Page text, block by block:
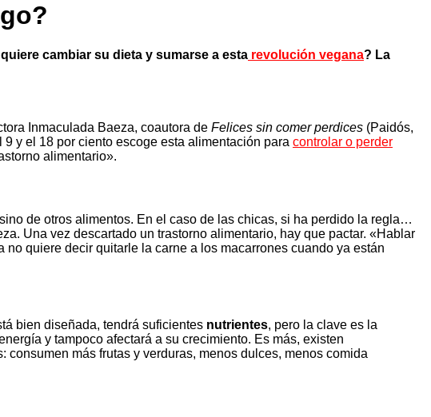
cambiar su dieta y sumarse a esta revolución vegana? La
Inmaculada Baeza, coautora de Felices sin comer perdices (Paidós,
y el 18 por ciento escoge esta alimentación para controlar o perder
alimentario».
de otros alimentos. En el caso de las chicas, si ha perdido la regla…
Una vez descartado un trastorno alimentario, hay que pactar. «Hablar
quiere decir quitarle la carne a los macarrones cuando ya están
bien diseñada, tendrá suficientes nutrientes, pero la clave es la
y tampoco afectará a su crecimiento. Es más, existen
más frutas y verduras, menos dulces, menos comida